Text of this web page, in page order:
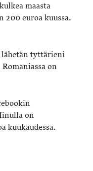
maasta
200 euroa kuussa.
lähetän tyttärieni
on
on
kuukaudessa.